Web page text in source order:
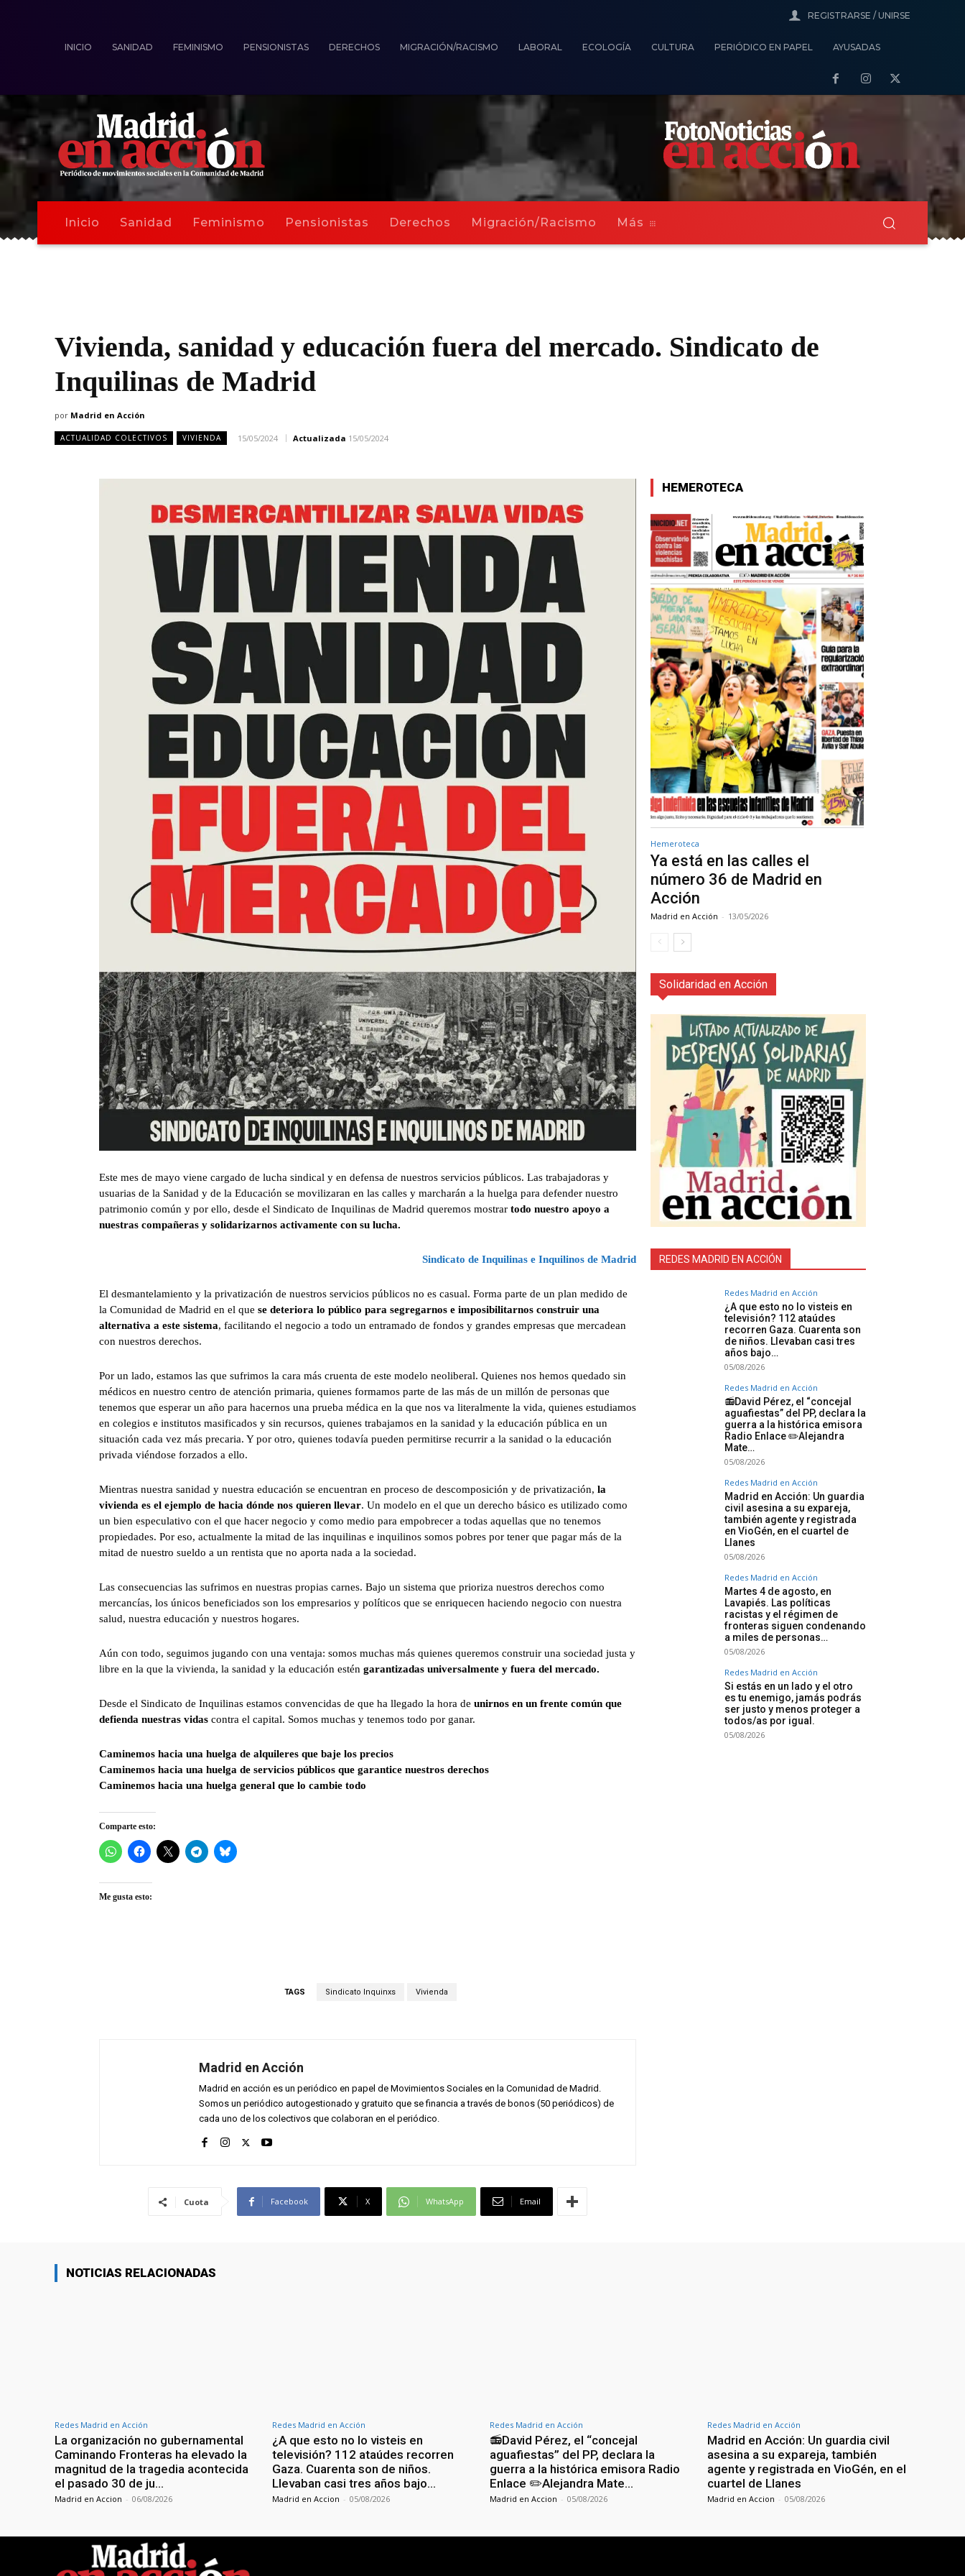
REGISTRARSE / UNIRSE
INICIO SANIDAD FEMINISMO PENSIONISTAS DERECHOS MIGRACIÓN/RACISMO LABORAL ECOLOGÍA CULTURA PERIÓDICO EN PAPEL AYUSADAS
Inicio Sanidad Feminismo Pensionistas Derechos Migración/Racismo Más
Vivienda, sanidad y educación fuera del mercado. Sindicato de
Inquilinas de Madrid
por Madrid en Acción
ACTUALIDAD COLECTIVOS VIVIENDA 15/05/2024 Actualizada 15/05/2024
Este mes de mayo viene cargado de lucha sindical y en defensa de nuestros servicios públicos. Las trabajadoras y
usuarias de la Sanidad y de la Educación se movilizaran en las calles y marcharán a la huelga para defender nuestro
patrimonio común y por ello, desde el Sindicato de Inquilinas de Madrid queremos mostrar todo nuestro apoyo a
nuestras compañeras y solidarizarnos activamente con su lucha.
Sindicato de Inquilinas e Inquilinos de Madrid
El desmantelamiento y la privatización de nuestros servicios públicos no es casual. Forma parte de un plan medido de
la Comunidad de Madrid en el que se deteriora lo público para segregarnos e imposibilitarnos construir una
alternativa a este sistema, facilitando el negocio a todo un entramado de fondos y grandes empresas que mercadean
con nuestros derechos.
Por un lado, estamos las que sufrimos la cara más cruenta de este modelo neoliberal. Quienes nos hemos quedado sin
médicos en nuestro centro de atención primaria, quienes formamos parte de las más de un millón de personas que
tenemos que esperar un año para hacernos una prueba médica en la que nos va literalmente la vida, quienes estudiamos
en colegios e institutos masificados y sin recursos, quienes trabajamos en la sanidad y la educación pública en un
situación cada vez más precaria. Y por otro, quienes todavía pueden permitirse recurrir a la sanidad o la educación
privada viéndose forzados a ello.
Mientras nuestra sanidad y nuestra educación se encuentran en proceso de descomposición y de privatización, la
vivienda es el ejemplo de hacia dónde nos quieren llevar. Un modelo en el que un derecho básico es utilizado como
un bien especulativo con el que hacer negocio y como medio para empobrecer a todas aquellas que no tenemos
propiedades. Por eso, actualmente la mitad de las inquilinas e inquilinos somos pobres por tener que pagar más de la
mitad de nuestro sueldo a un rentista que no aporta nada a la sociedad.
Las consecuencias las sufrimos en nuestras propias carnes. Bajo un sistema que prioriza nuestros derechos como
mercancías, los únicos beneficiados son los empresarios y políticos que se enriquecen haciendo negocio con nuestra
salud, nuestra educación y nuestros hogares.
Aún con todo, seguimos jugando con una ventaja: somos muchas más quienes queremos construir una sociedad justa y
libre en la que la vivienda, la sanidad y la educación estén garantizadas universalmente y fuera del mercado.
Desde el Sindicato de Inquilinas estamos convencidas de que ha llegado la hora de unirnos en un frente común que
defienda nuestras vidas contra el capital. Somos muchas y tenemos todo por ganar.
Caminemos hacia una huelga de alquileres que baje los precios
Caminemos hacia una huelga de servicios públicos que garantice nuestros derechos
Caminemos hacia una huelga general que lo cambie todo
Comparte esto:
Me gusta esto:
TAGS Sindicato Inquinxs Vivienda
Madrid en Acción
Madrid en acción es un periódico en papel de Movimientos Sociales en la Comunidad de Madrid.
Somos un periódico autogestionado y gratuito que se financia a través de bonos (50 periódicos) de
cada uno de los colectivos que colaboran en el periódico.
Cuota Facebook X WhatsApp Email
HEMEROTECA
Hemeroteca
Ya está en las calles el
número 36 de Madrid en
Acción
Madrid en Acción - 13/05/2026
Solidaridad en Acción
REDES MADRID EN ACCIÓN
Redes Madrid en Acción
¿A que esto no lo visteis en
televisión? 112 ataúdes
recorren Gaza. Cuarenta son
de niños. Llevaban casi tres
años bajo…
05/08/2026
Redes Madrid en Acción
📻David Pérez, el “concejal
aguafiestas” del PP, declara la
guerra a la histórica emisora
Radio Enlace ✏️Alejandra
Mate…
05/08/2026
Redes Madrid en Acción
Madrid en Acción: Un guardia
civil asesina a su expareja,
también agente y registrada
en VioGén, en el cuartel de
Llanes
05/08/2026
Redes Madrid en Acción
Martes 4 de agosto, en
Lavapiés. Las políticas
racistas y el régimen de
fronteras siguen condenando
a miles de personas…
05/08/2026
Redes Madrid en Acción
Si estás en un lado y el otro
es tu enemigo, jamás podrás
ser justo y menos proteger a
todos/as por igual.
05/08/2026
NOTICIAS RELACIONADAS
Redes Madrid en Acción
La organización no gubernamental
Caminando Fronteras ha elevado la
magnitud de la tragedia acontecida
el pasado 30 de ju…
Madrid en Accion - 06/08/2026
Redes Madrid en Acción
¿A que esto no lo visteis en
televisión? 112 ataúdes recorren
Gaza. Cuarenta son de niños.
Llevaban casi tres años bajo…
Madrid en Accion - 05/08/2026
Redes Madrid en Acción
📻David Pérez, el “concejal
aguafiestas” del PP, declara la
guerra a la histórica emisora Radio
Enlace ✏️Alejandra Mate…
Madrid en Accion - 05/08/2026
Redes Madrid en Acción
Madrid en Acción: Un guardia civil
asesina a su expareja, también
agente y registrada en VioGén, en el
cuartel de Llanes
Madrid en Accion - 05/08/2026